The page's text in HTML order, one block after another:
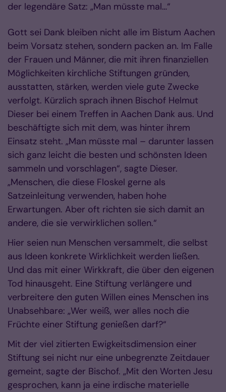
der legendäre Satz: „Man müsste mal…“
Gott sei Dank bleiben nicht alle im Bistum Aachen
beim Vorsatz stehen, sondern packen an. Im Falle
der Frauen und Männer, die mit ihren finanziellen
Möglichkeiten kirchliche Stiftungen gründen,
ausstatten, stärken, werden viele gute Zwecke
verfolgt. Kürzlich sprach ihnen Bischof Helmut
Dieser bei einem Treffen in Aachen Dank aus. Und
beschäftigte sich mit dem, was hinter ihrem
Einsatz steht. „Man müsste mal – darunter lassen
sich ganz leicht die besten und schönsten Ideen
sammeln und vorschlagen“, sagte Dieser.
„Menschen, die diese Floskel gerne als
Satzeinleitung verwenden, haben hohe
Erwartungen. Aber oft richten sie sich damit an
andere, die sie verwirklichen sollen.“
Hier seien nun Menschen versammelt, die selbst
aus Ideen konkrete Wirklichkeit werden ließen.
Und das mit einer Wirkkraft, die über den eigenen
Tod hinausgeht. Eine Stiftung verlängere und
verbreitere den guten Willen eines Menschen ins
Unabsehbare: „Wer weiß, wer alles noch die
Früchte einer Stiftung genießen darf?“
Mit der viel zitierten Ewigkeitsdimension einer
Stiftung sei nicht nur eine unbegrenzte Zeitdauer
gemeint, sagte der Bischof. „Mit den Worten Jesu
gesprochen, kann ja eine irdische materielle